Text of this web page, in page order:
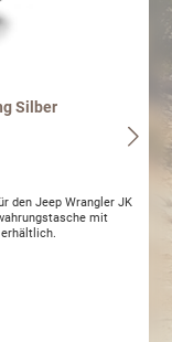
Silber
mit
erhältlich.